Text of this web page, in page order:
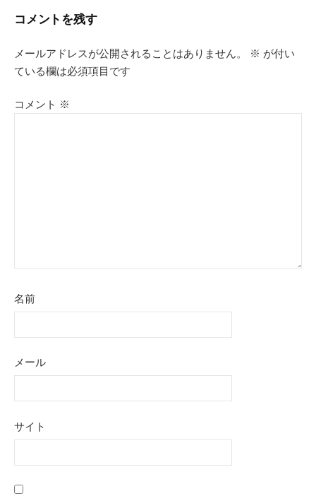
ビ
ゲ
ー
シ
コメントを残す
メールアドレスが公開されることはありません。 ※ が付い
ている欄は必須項目です
コメント ※
名前
メール
サイト